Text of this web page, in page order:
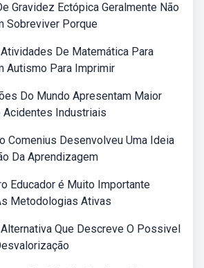
Gravidez Ectópica Geralmente Não
Sobreviver Porque
De Matemática Para
Autismo Para Imprimir
Do Mundo Apresentam Maior
Acidentes Industriais
Comenius Desenvolveu Uma Ideia
Da Aprendizagem
Educador é Muito Importante
Metodologias Ativas
Que Descreve O Possivel